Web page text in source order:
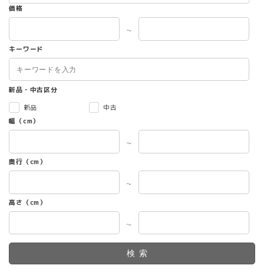
価格
～
キーワード
新品・中古区分
新品
中古
幅（cm）
～
奥行（cm）
～
高さ（cm）
～
検索